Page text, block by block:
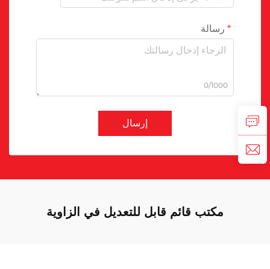
رسالة
0/1000
إرسال
مكتب قائم قابل للتعديل في الزاوية